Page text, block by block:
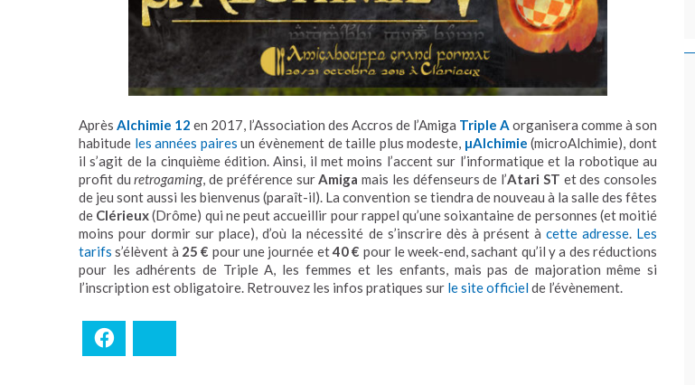
Après Alchimie 12 en 2017, l’Association des Accros de l’Amiga Triple A organisera comme à son
habitude les années paires un évènement de taille plus modeste, µAlchimie (microAlchimie), dont
il s’agit de la cinquième édition. Ainsi, il met moins l’accent sur l’informatique et la robotique au
profit duretrogaming, de préférence surAmiga mais les défenseurs de l’Atari ST et des consoles
de jeu sont aussi les bienvenus (paraît-il). La convention se tiendra de nouveau à la salle des fêtes
de Clérieux(Drôme) qui ne peut accueillir pour rappel qu’une soixantaine de personnes (et moitié
moins pour dormir sur place), d’où la nécessité de s’inscrire dès à présent à cette adresse. Les
tarifs s’élèvent à 25 € pour une journée et40 € pour le week-end, sachant qu’il y a des réductions
pour les adhérents de Triple A, les femmes et les enfants, mais pas de majoration même si
l’inscription est obligatoire. Retrouvez les infos pratiques sur le site officielde l’évènement.